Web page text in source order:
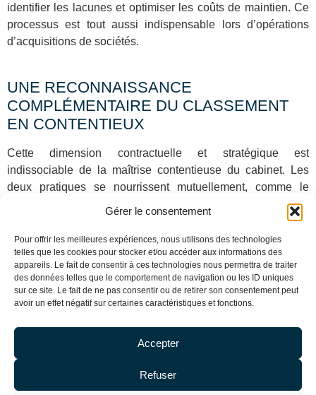
Gérer le consentement
Pour offrir les meilleures expériences, nous utilisons des technologies
telles que les cookies pour stocker et/ou accéder aux informations des
appareils. Le fait de consentir à ces technologies nous permettra de traiter
des données telles que le comportement de navigation ou les ID uniques
sur ce site. Le fait de ne pas consentir ou de retirer son consentement peut
avoir un effet négatif sur certaines caractéristiques et fonctions.
Accepter
Refuser
identifier les lacunes et optimiser les coûts de maintien. Ce
processus est tout aussi indispensable lors d’opérations
d’acquisitions de sociétés.
UNE RECONNAISSANCE
COMPLÉMENTAIRE DU CLASSEMENT
EN CONTENTIEUX
Cette dimension contractuelle et stratégique est
indissociable de la maîtrise contentieuse du cabinet. Les
deux pratiques se nourrissent mutuellement, comme le
reflète le double classement obtenu auprès de Leaders
Alors queStéphane Bellec est classé parmi les meilleurs
avocats en contentieux de marques, cette distinction en
gestion de portefeuille confirme la capacité du cabinet à
couvrir l’intégralité de la chaîne de valeur du droit des
tribunal, qui constitue un avantage déterminant pour les
entreprises soucieuses de confier l’ensemble de leurs
problématiques à un interlocuteur unique.